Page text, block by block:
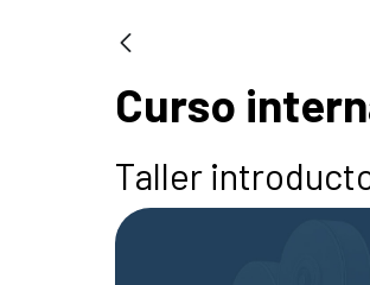
Curso
Taller